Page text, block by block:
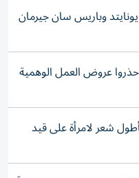
وباريس سان جيرمان
عروض العمل الوهمية
شعر لامرأة على قيد